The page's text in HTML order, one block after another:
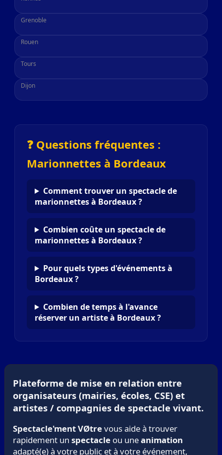
Grenoble
Rouen
Tours
Dijon
❓ Questions fréquentes :
Marionnettes à Bordeaux
Comment trouver un spectacle de
marionnettes à Bordeaux ?
Combien coûte un spectacle de
marionnettes à Bordeaux ?
Pour quels types d'événements à
Bordeaux ?
Combien de temps à l'avance
réserver un artiste à Bordeaux ?
Plateforme de mise en relation entre
organisateurs (mairies, écoles, CSE) et
artistes / compagnies de spectacle vivant.
Spectacle'ment VØtrevous aide à trouver
rapidement un spectacleou uneanimation
adapté(e) à votre public et à votre événement,